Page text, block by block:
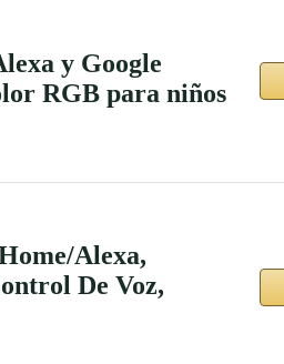
y Google
RGB para niños
Alexa,
De Voz,